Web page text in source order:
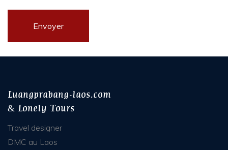
Luangprabang-laos.com
& Lonely Tours
Travel designer
DMC au Laos